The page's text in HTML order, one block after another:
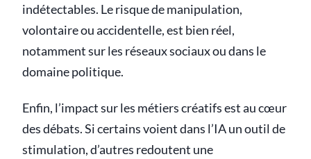
indétectables. Le risque de manipulation,
volontaire ou accidentelle, est bien réel,
notamment sur les réseaux sociaux ou dans le
domaine politique.
Enfin, l’impact sur les métiers créatifs est au cœur
des débats. Si certains voient dans l’IA un outil de
stimulation, d’autres redoutent une